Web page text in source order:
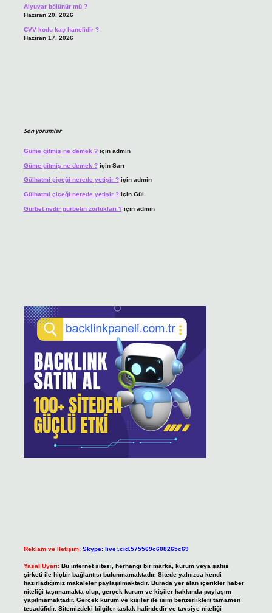
Alyuvar bölünür mü ?
Haziran 20, 2026
CVV kodu kaç hanelidir ?
Haziran 17, 2026
Son yorumlar
Güme gitmiş ne demek ?için admin
Güme gitmiş ne demek ?için Sarı
Gülhatmi çiçeği nerede yetişir ?için admin
Gülhatmi çiçeği nerede yetişir ?için Gül
Gurbet nedir gurbetin zorlukları ?için admin
Reklam ve İletişim: Skype: live:.cid.575569c608265c69
Yasal Uyarı: Bu internet sitesi, herhangi bir marka, kurum veya şahıs
şirketi ile hiçbir bağlantısı bulunmamaktadır. Sitede yalnızca kendi
hazırladığımız makaleler paylaşılmaktadır. Burada yer alan içerikler haber
niteliği taşımamakta olup, gerçek kurum ve kişiler hakkında paylaşım
yapılmamaktadır. Gerçek kurum ve kişiler ile isim benzerlikleri tamamen
tesadüfidir. Sitemizdeki bilgiler taslak halindedir ve tavsiye niteliği